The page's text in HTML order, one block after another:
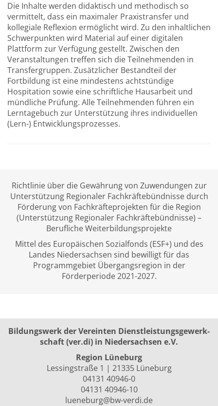
Die Inhalte werden didaktisch und methodisch so
vermittelt, dass ein maximaler Praxistransfer und
kollegiale Reflexion ermöglicht wird. Zu den inhaltlichen
Schwerpunkten wird Material auf einer digitalen
Plattform zur Verfügung gestellt. Zwischen den
Veranstaltungen treffen sich die Teilnehmenden in
Transfergruppen. Zusätzlicher Bestandteil der
Fortbildung ist eine mindestens achtstündige
Hospitation sowie eine schriftliche Hausarbeit und
mündliche Prüfung. Alle Teilnehmenden führen ein
Lerntagebuch zur Unterstützung ihres individuellen
(Lern-) Entwicklungsprozesses.
Richtlinie über die Gewährung von Zuwendungen zur
Unterstützung Regionaler Fachkräftebündnisse durch
Förderung von Fachkräfteprojekten für die Region
(Unterstützung Regionaler Fachkräftebündnisse) –
Berufliche Weiterbildungsprojekte
Mittel des Europäischen Sozialfonds (ESF+) und des
Landes Niedersachsen sind bewilligt für das
Programmgebiet Übergangsregion in der
Förderperiode 2021-2027.
Bildungswerk der Vereinten Dienst­leis­tungs­ge­werk­
schaft (ver.di) in Niedersachsen e.V.
Region Lüneburg
Lessingstraße 1 | 21335 Lüneburg
04131 40946-0
04131 40946-10
lueneburg@bw-verdi.de